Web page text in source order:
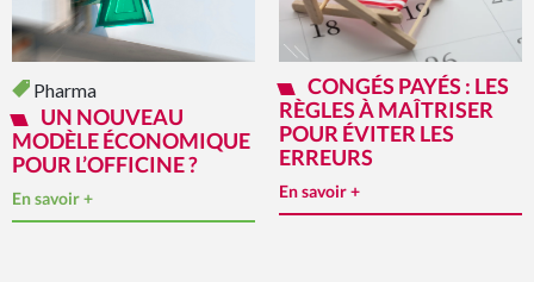
Pharma
UN NOUVEAU
MODÈLE ÉCONOMIQUE
POUR L’OFFICINE ?
En savoir +
CONGÉS PAYÉS : LES
RÈGLES À MAÎTRISER
POUR ÉVITER LES
ERREURS
En savoir +